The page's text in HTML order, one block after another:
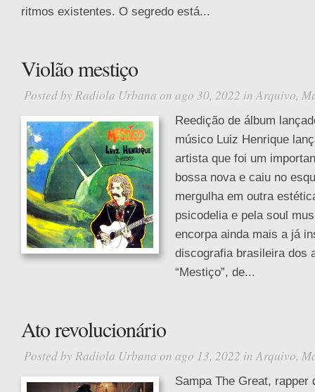
ritmos existentes. O segredo está...
Violão mestiço
Posted by Radiola Urbana on ago 30, 2022 inArquivo,
Reedição de álbum
músico Luiz Henrique
artista que foi um
bossa nova e caiu no
mergulha em outra
psicodelia e pela soul
encorpa ainda mais a já
discografia brasileira dos
“Mestiço”, de...
Ato revolucionário
Posted by Radiola Urbana on ago 13, 2022 inArquivo,
Sampa The Great, rapper